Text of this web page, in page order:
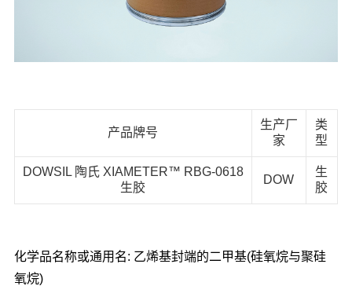
产品牌号
生产厂
家
类
型
DOWSIL 陶氏 XIAMETER™ RBG-0618
生胶
DOW
生
胶
化学品名称或通用名: 乙烯基封端的二甲基(硅氧烷与聚硅
氧烷)